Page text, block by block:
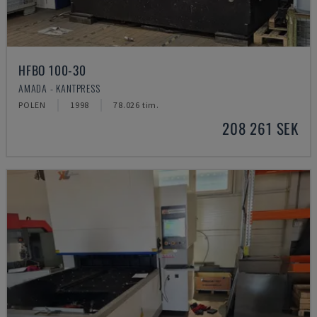
HFBO 100-30
AMADA - KANTPRESS
POLEN 1998 78.026 tim.
208 261 SEK